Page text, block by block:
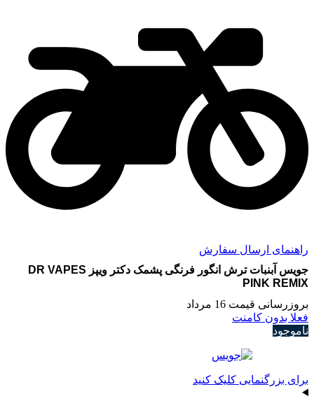
راهنمای ارسال سفارش
جویس آبنبات ترش انگور فرنگی پشمک دکتر ویپز DR VAPES
PINK REMIX
بروزرسانی قیمت 16 مرداد
فعلا بدون کامنت
ناموجود
برای بزرگنمایی کلیک کنید